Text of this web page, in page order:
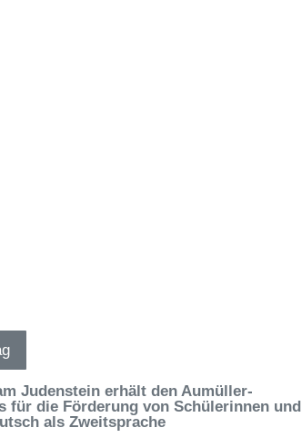
Judenstein erhält den Aumüller-
für die Förderung von Schülerinnen und
als Zweitsprache